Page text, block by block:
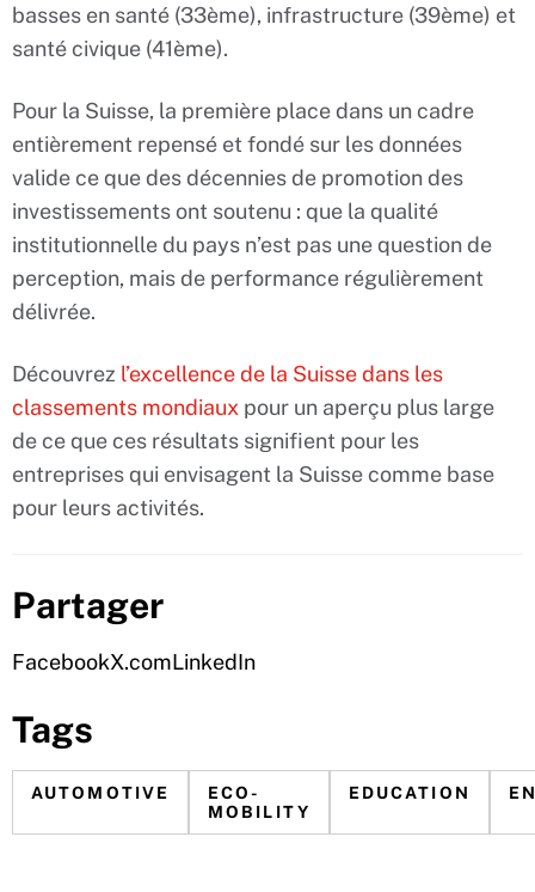
basses en santé (33ème), infrastructure (39ème) et
santé civique (41ème).
Pour la Suisse, la première place dans un cadre
entièrement repensé et fondé sur les données
valide ce que des décennies de promotion des
investissements ont soutenu : que la qualité
institutionnelle du pays n’est pas une question de
perception, mais de performance régulièrement
délivrée.
Découvrez l’excellence de la Suisse dans les
classements mondiaux pour un aperçu plus large
de ce que ces résultats signifient pour les
entreprises qui envisagent la Suisse comme base
pour leurs activités.
Partager
FacebookX.comLinkedIn
Tags
AUTOMOTIVE
ECO-
MOBILITY
EDUCATION